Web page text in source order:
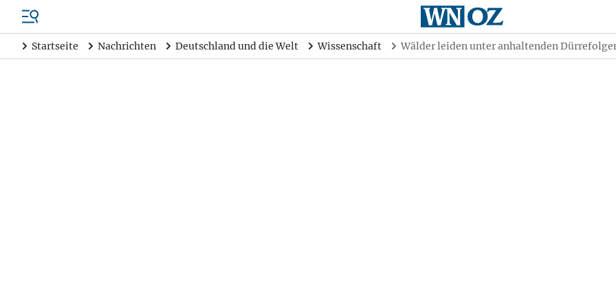
Startseite Nachrichten Deutschland und die Welt Wissenschaft Wälder leiden unter anhaltenden